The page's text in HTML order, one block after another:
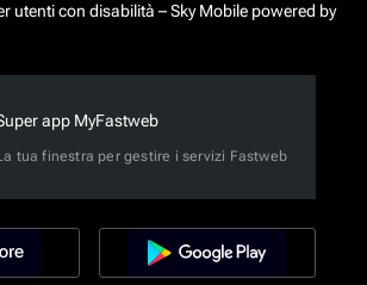
utenti con disabilità – Sky Mobile powered by
app MyFastweb
tua finestra per gestire i servizi Fastweb